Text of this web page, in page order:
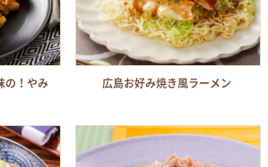
の！やみ
広島お好み焼き風ラーメン